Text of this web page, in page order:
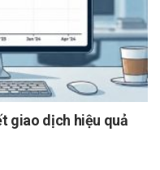
giao dịch hiệu quả